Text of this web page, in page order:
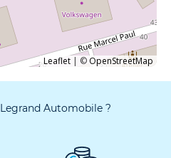
Leaflet | © OpenStreetMap
Legrand Automobile ?